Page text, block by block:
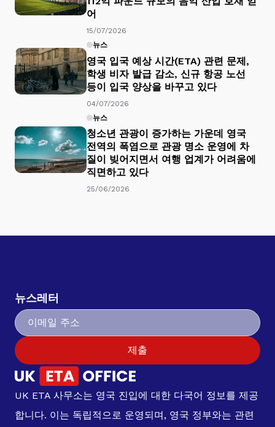
어
15/07/2026
뉴스
영국 입국 예상 시간(ETA) 관련 문제,
학생 비자 발급 감소, 신규 항공 노선
등이 입국 양상을 바꾸고 있다
04/07/2026
뉴스
청소년 관광이 증가하는 가운데 영국
전역의 폭염으로 관광 명소 운영에 차
질이 빚어지면서 여행 업계가 어려움에
직면하고 있다
25/06/2026
뉴스레터
제출
UK ETA 사무소는 영국 진입에 대한 다국어 정보를 제공
합니다. 이는 독립적으로 운영되며, 영국 정부와는 관련